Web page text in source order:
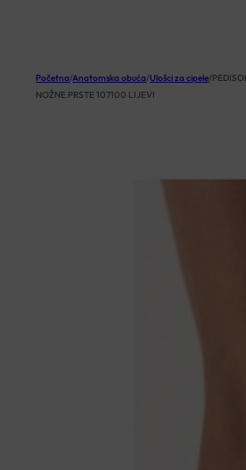
Početna/Anatomska obuća/Ulošci za cipele/
NOŽNE PRSTE 107100 LIJEVI